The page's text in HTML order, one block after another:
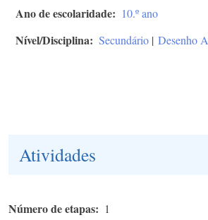
Ano de escolaridade 10.º ano
Nível/Disciplina Secundário | Desenho A
Atividades
Número de etapas 1